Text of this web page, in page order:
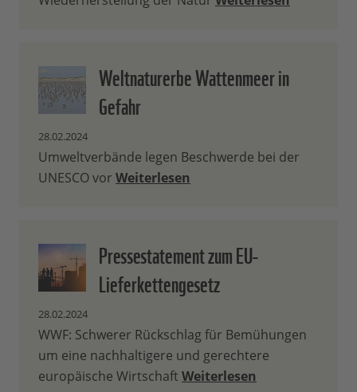
Weltnaturerbe Wattenmeer in
Gefahr
28.02.2024
Umweltverbände legen Beschwerde bei der
UNESCO vor Weiterlesen
Pressestatement zum EU-
Lieferkettengesetz
28.02.2024
WWF: Schwerer Rückschlag für Bemühungen
um eine nachhaltigere und gerechtere
europäische Wirtschaft Weiterlesen